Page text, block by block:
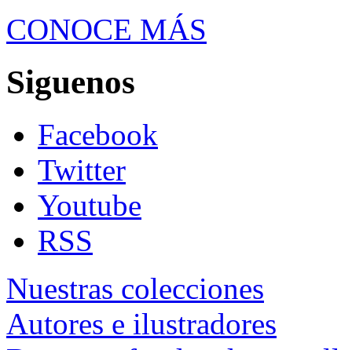
CONOCE MÁS
Siguenos
Facebook
Twitter
Youtube
RSS
Nuestras colecciones
Autores e ilustradores